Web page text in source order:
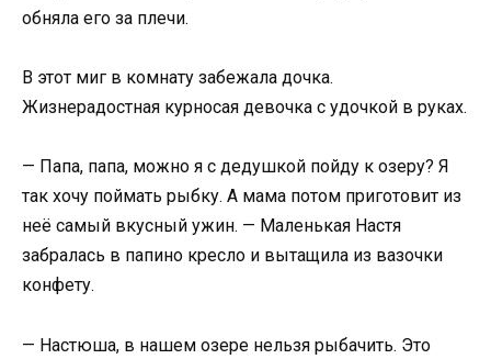
обняла его за плечи.
В этот миг в комнату забежала дочка.
Жизнерадостная курносая девочка с удочкой в руках.
— Папа, папа, можно я с дедушкой пойду к озеру? Я
так хочу поймать рыбку. А мама потом приготовит из
неё самый вкусный ужин. — Маленькая Настя
забралась в папино кресло и вытащила из вазочки
конфету.
— Настюша, в нашем озере нельзя рыбачить. Это